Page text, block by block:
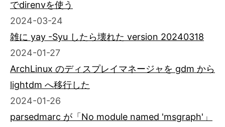
でdirenvを使う
2024-03-24
雑に yay -Syu したら壊れた version 20240318
2024-01-27
ArchLinux のディスプレイマネージャを gdm から
lightdm へ移行した
2024-01-26
parsedmarc が「No module named 'msgraph'」